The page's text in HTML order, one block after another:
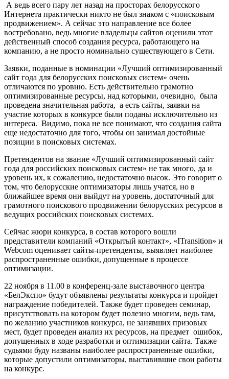
А ведь всего пару лет назад на просторах белорусского
Интернета практически никто не был знаком с «поисковым
продвижением». А сейчас это направление все более
востребовано, ведь многие владельцы сайтов оценили этот
действенный способ создания ресурса, работающего на
компанию, а не просто номинально существующего в Сети.
Заявки, поданные в номинации «Лучший оптимизированный
сайт года для белорусских поисковых систем» очень
отличаются по уровню. Есть действительно грамотно
оптимизированные ресурсы, над которыми, очевидно, была
проведена значительная работа, а есть сайты, заявки на
участие которых в конкурсе были поданы исключительно из
интереса. Видимо, пока не все понимают, что создания сайта
еще недостаточно для того, чтобы он занимал достойные
позиции в поисковых системах.
Претендентов на звание «Лучший оптимизированный сайт
года для российских поисковых систем» не так много, да и
уровень их, к сожалению, недостаточно высок. Это говорит о
том, что белорусские оптимизаторы лишь учатся, но в
ближайшее время они выйдут на уровень, достаточный для
грамотного поискового продвижении белорусских ресурсов в
ведущих российских поисковых системах.
Сейчас жюри конкурса, в состав которого вошли
представители компаний «Открытый контакт», «ITransition» и
Webcom оценивает сайты-претенденты, выявляет наиболее
распространенные ошибки, допущенные в процессе
оптимизации.
22 ноября в 11.00 в конференц-зале выставочного центра
«БелЭкспо» будут объявлены результаты конкурса и пройдет
награждение победителей. Также будет проведен семинар,
присутствовать на котором будет полезно многим, ведь там,
по желанию участников конкурса, не занявших призовых
мест, будет проведен анализ их ресурсов, на предмет ошибок,
допущенных в ходе разработки и оптимизации сайта. Также
судьями буду названы наиболее распространенные ошибки,
которые допустили оптимизаторы, выставившие свои работы
на конкурс.